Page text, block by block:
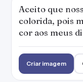
Aceito que
colorida, pois
cor aos meus
Criar imagem